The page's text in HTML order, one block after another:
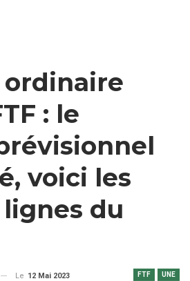
ordinaire
: le
voici les
du
FTF UNE
Le 12 Mai 2023